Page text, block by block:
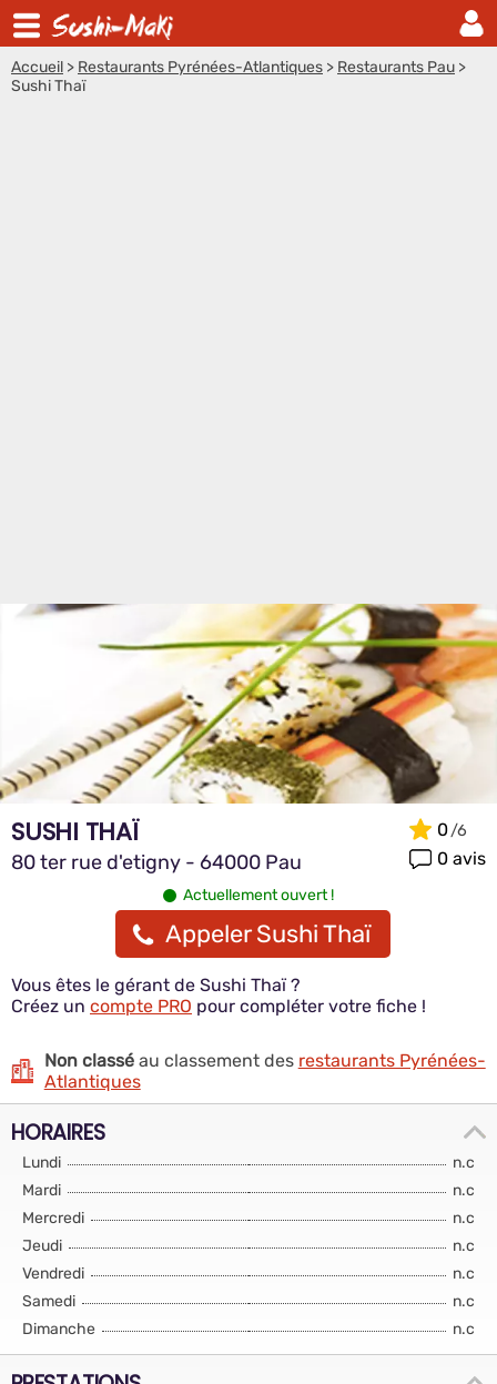
Accueil > Restaurants Pyrénées-Atlantiques > Restaurants Pau >
Sushi Thaï
SUSHI THAÏ
80 ter rue d'etigny - 64000 Pau
0
0 avis
Actuellement ouvert !
Appeler Sushi Thaï
Vous êtes le gérant de Sushi Thaï ?
Créez un compte PRO pour compléter votre fiche !
Non classéau classement des restaurants Pyrénées-
Atlantiques
HORAIRES
Lundi
n.c
Mardi
n.c
Mercredi
n.c
Jeudi
n.c
Vendredi
n.c
Samedi
n.c
Dimanche
n.c